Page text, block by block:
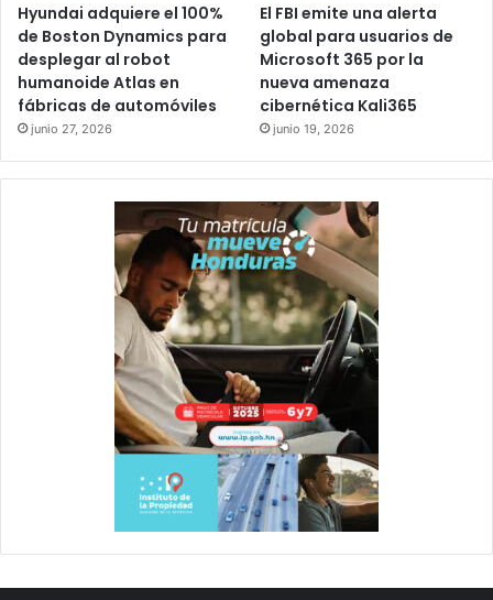
Hyundai adquiere el 100%
de Boston Dynamics para
desplegar al robot
humanoide Atlas en
fábricas de automóviles
junio 27, 2026
El FBI emite una alerta
global para usuarios de
Microsoft 365 por la
nueva amenaza
cibernética Kali365
junio 19, 2026